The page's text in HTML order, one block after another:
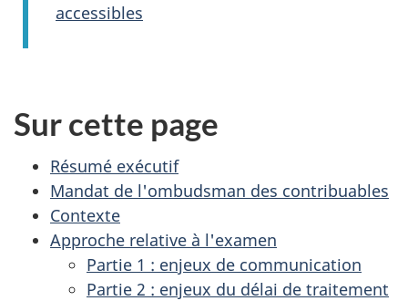
accessibles
Sur cette page
Résumé exécutif
Mandat de l'ombudsman des contribuables
Contexte
Approche relative à l'examen
Partie 1 : enjeux de communication
Partie 2 : enjeux du délai de traitement